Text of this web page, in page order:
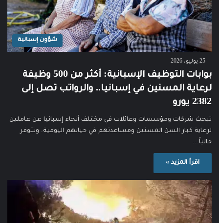
شؤون إسبانية
25 يوليو، 2026
بوابات التوظيف الإسبانية: أكثر من 500 وظيفة
لرعاية المسنين في إسبانيا.. والرواتب تصل إلى
2382 يورو
تبحث شركات ومؤسسات وعائلات في مختلف أنحاء إسبانيا عن عاملين
لرعاية كبار السن المسنين ومساعدتهم في حياتهم اليومية. وتتوفر
حالياً…
اقرأ المزيد »